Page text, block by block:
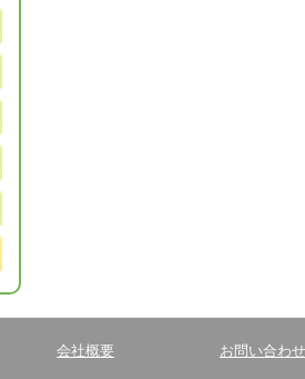
会社概要 お問い合わせ